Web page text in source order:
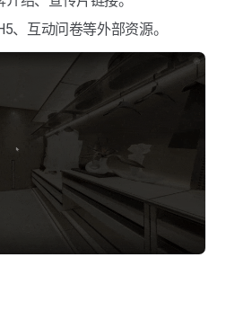
、互动问卷等外部资源。